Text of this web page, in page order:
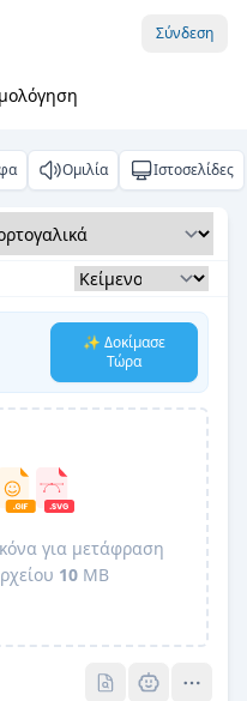
Σύνδεση
Ομιλία Ιστοσελίδες
✨ Δοκίμασε
Τώρα
για μετάφραση
10MB